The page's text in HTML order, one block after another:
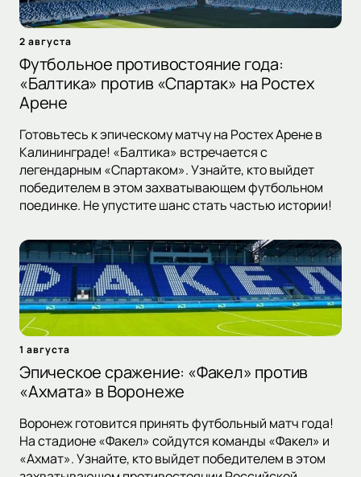
2 августа
Футбольное противостояние года:
«Балтика» против «Спартак» на Ростех
Арене
Готовьтесь к эпическому матчу на Ростех Арене в
Калининграде! «Балтика» встречается с
легендарным «Спартаком». Узнайте, кто выйдет
победителем в этом захватывающем футбольном
поединке. Не упустите шанс стать частью истории!
1 августа
Эпическое сражение: «Факел» против
«Ахмата» в Воронеже
Воронеж готовится принять футбольный матч года!
На стадионе «Факел» сойдутся команды «Факел» и
«Ахмат». Узнайте, кто выйдет победителем в этом